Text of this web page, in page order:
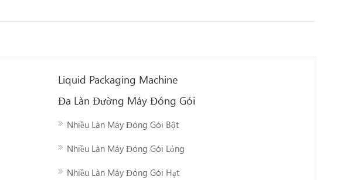
Liquid Packaging Machine
Đa Làn Đường Máy Đóng Gói
Nhiều Làn Máy Đóng Gói Bột
Nhiều Làn Máy Đóng Gói Lỏng
Nhiều Làn Máy Đóng Gói Hạt